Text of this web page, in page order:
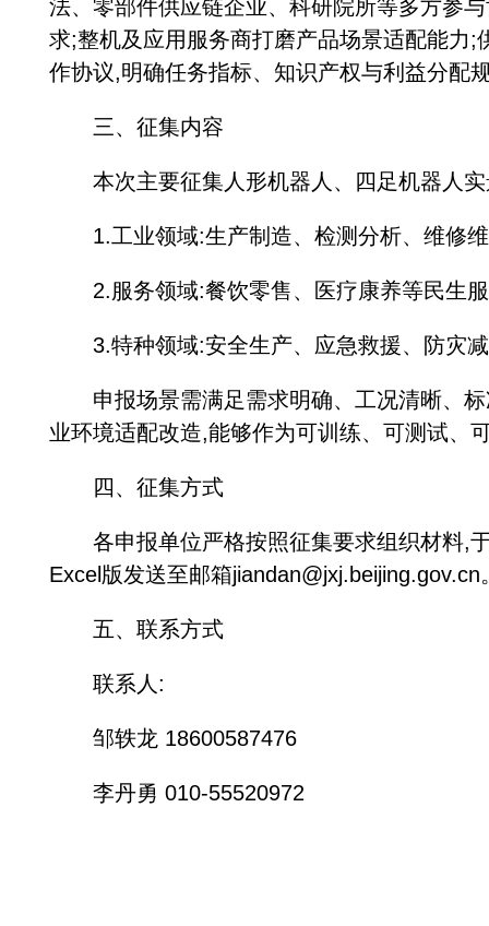
法、零部件供应链企业、科研院所等多方参
求;整机及应用服务商打磨产品场景适配能力
作协议,明确任务指标、知识产权与利益分配
三、征集内容
本次主要征集人形机器人、四足机器人实
1.工业领域:生产制造、检测分析、维修维
2.服务领域:餐饮零售、医疗康养等民生服
3.特种领域:安全生产、应急救援、防灾减
申报场景需满足需求明确、工况清晰、标
业环境适配改造,能够作为可训练、可测试、
四、征集方式
各申报单位严格按照征集要求组织材料,于
Excel版发送至邮箱jiandan@jxj.beijing.gov.cn
五、联系方式
联系人:
邹轶龙 18600587476
李丹勇 010-55520972